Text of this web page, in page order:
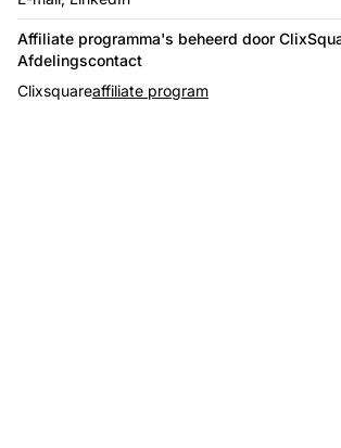
Affiliate programma's beheerd door
Afdelingscontact
Clixsquareaffiliate program